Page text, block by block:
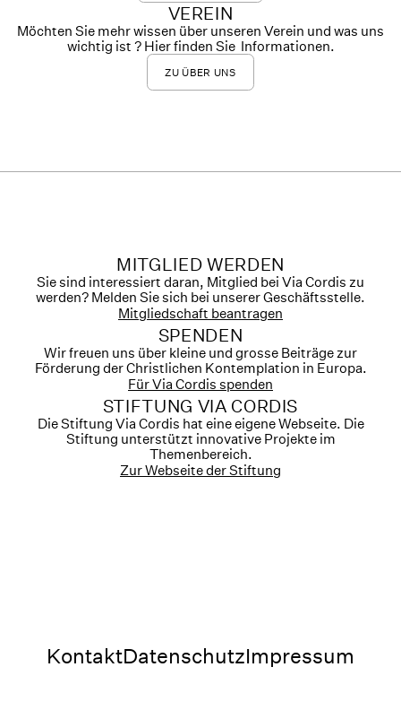
VEREIN
Möchten Sie mehr wissen über unseren Verein und was uns
wichtig ist ? Hier finden Sie Informationen.
ZU ÜBER UNS
MITGLIED WERDEN
Sie sind interessiert daran, Mitglied bei Via Cordis zu
werden? Melden Sie sich bei unserer Geschäftsstelle.
Mitgliedschaft beantragen
SPENDEN
Wir freuen uns über kleine und grosse Beiträge zur
Förderung der Christlichen Kontemplation in Europa.
Für Via Cordis spenden
STIFTUNG VIA CORDIS
Die Stiftung Via Cordis hat eine eigene Webseite. Die
Stiftung unterstützt innovative Projekte im
Themenbereich.
Zur Webseite der Stiftung
KontaktDatenschutzImpressum